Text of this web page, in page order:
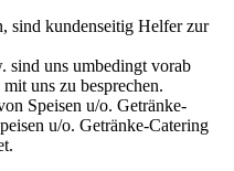
sind kundenseitig Helfer zur
sind uns umbedingt vorab
uns zu besprechen.
Speisen u/o. Getränke-
u/o. Getränke-Catering